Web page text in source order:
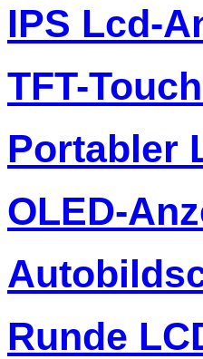
IPS Lcd-
TFT-
Portabler
OLED-
Runde